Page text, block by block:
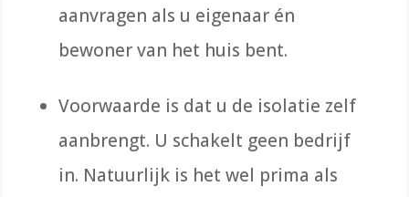
aanvragen als u eigenaar én
bewoner van het huis bent.
Voorwaarde is dat u de isolatie zelf
aanbrengt. U schakelt geen bedrijf
in. Natuurlijk is het wel prima als